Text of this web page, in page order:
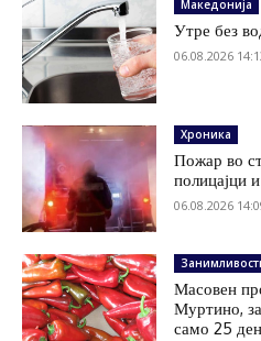
Македонија
Утре без
06.08.2026
Хроника
Пожар во
полицајци
06.08.2026
Масовен
Муртино,
само 25